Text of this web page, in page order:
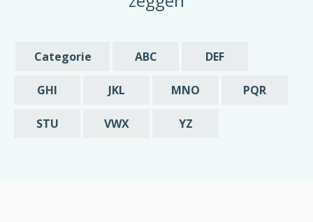
de opzegging zou ik in dat geval graag
melding willen van deze vroegst mogelijke
datum is waarop mijn abonnement beëindigd
wordt.
Met vriendelijke groet,
Categorie ABC DEF
GHI JKL MNO PQR
STU VWX YZ